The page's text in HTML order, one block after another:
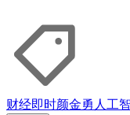
财经即时颜金勇 人工